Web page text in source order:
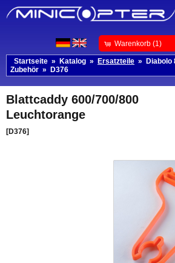
Warenkorb (1)
Startseite » Katalog » Ersatzteile » Diabolo
Zubehör » D376
Blattcaddy 600/700/800
Leuchtorange
[D376]